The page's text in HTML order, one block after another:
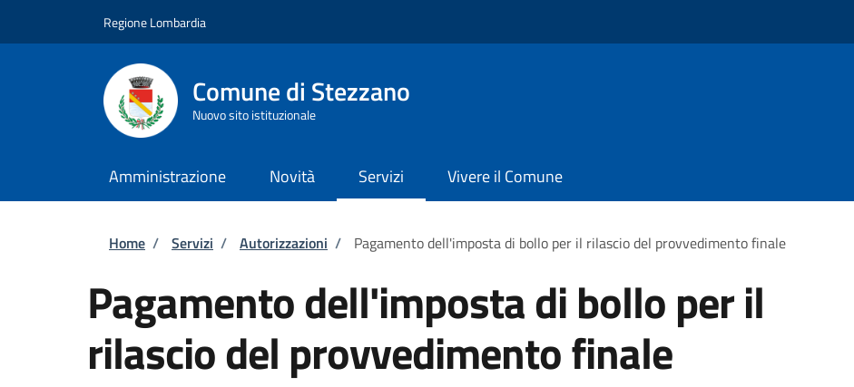
Regione Lombardia
Comune di Stezzano
Nuovo sito istituzionale
Amministrazione Novità Servizi Vivere il Comune
Briciole di pane
Home / Servizi / Autorizzazioni / Pagamento dell'imposta di bollo per il rilascio del provvedimento finale
Pagamento dell'imposta di bollo per il
rilascio del provvedimento finale